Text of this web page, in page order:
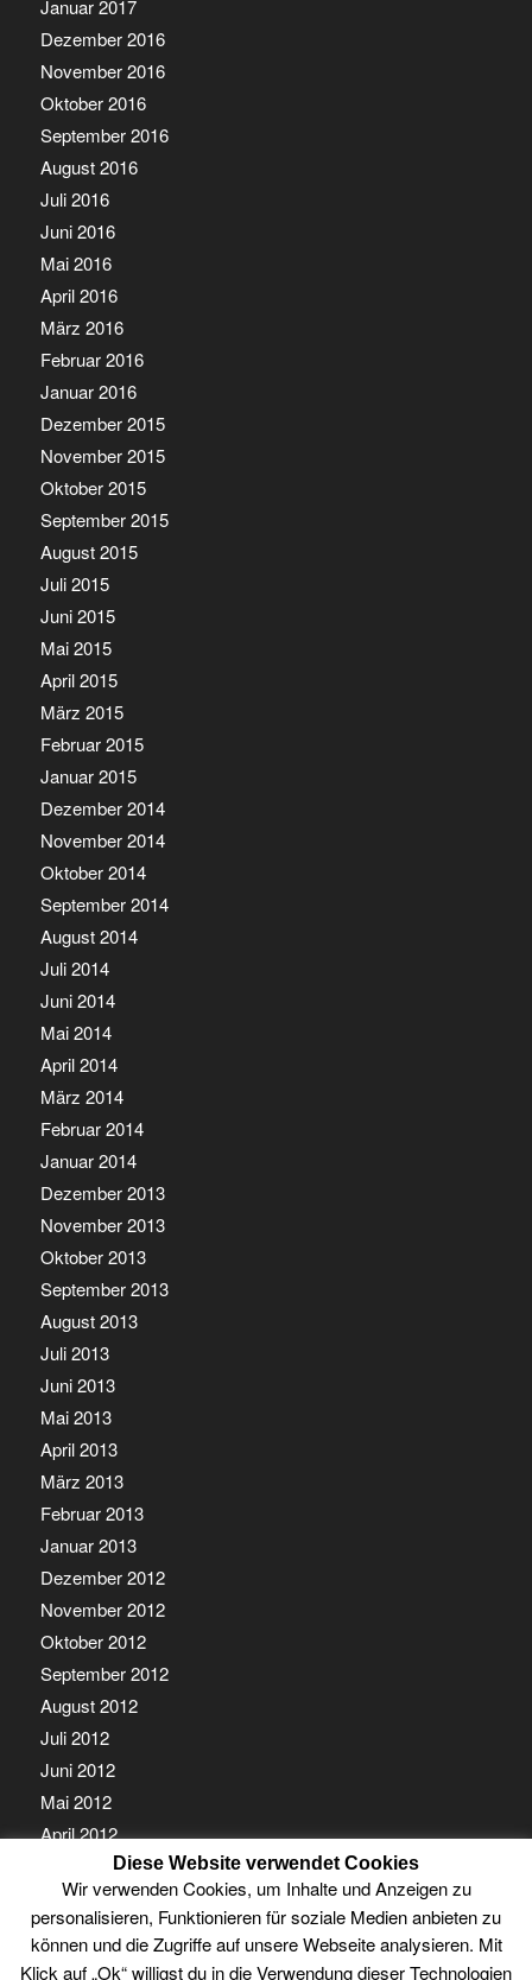
Januar 2017
Dezember 2016
November 2016
Oktober 2016
September 2016
August 2016
Juli 2016
Juni 2016
Mai 2016
April 2016
März 2016
Februar 2016
Januar 2016
Dezember 2015
November 2015
Oktober 2015
September 2015
August 2015
Juli 2015
Juni 2015
Mai 2015
April 2015
März 2015
Februar 2015
Januar 2015
Dezember 2014
November 2014
Oktober 2014
September 2014
August 2014
Juli 2014
Juni 2014
Mai 2014
April 2014
März 2014
Februar 2014
Januar 2014
Dezember 2013
November 2013
Oktober 2013
September 2013
August 2013
Juli 2013
Juni 2013
Mai 2013
April 2013
März 2013
Februar 2013
Januar 2013
Dezember 2012
November 2012
Oktober 2012
September 2012
August 2012
Juli 2012
Juni 2012
Mai 2012
April 2012
März 2012
Februar 2012
Januar 2012
Diese Website verwendet Cookies
Wir verwenden Cookies, um Inhalte und Anzeigen zu
personalisieren, Funktionieren für soziale Medien anbieten zu
können und die Zugriffe auf unsere Webseite analysieren. Mit
Klick auf „Ok“ willigst du in die Verwendung dieser Technologien